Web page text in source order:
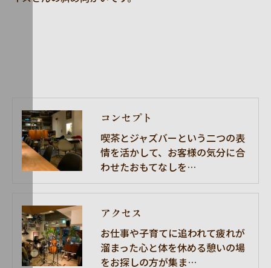
コンセプト
喫茶とジャズバーという二つの表
情を活かして、お客様の気分に合
わせたおもてなしを…
アクセス
お仕事や子育てに追われて疲れが
溜まった心と体を休める憩いの場
をお探しの方が集ま…